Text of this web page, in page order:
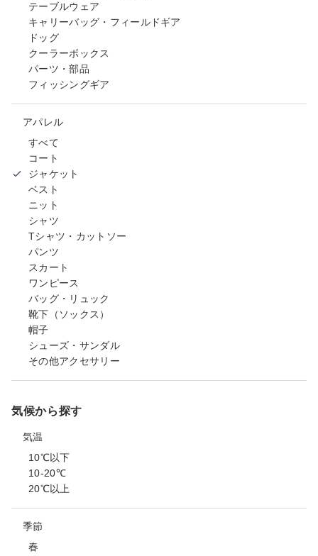
テーブルウェア
キャリーバッグ・フィールドギア
ドッグ
クーラーボックス
パーツ・部品
フィッシングギア
アパレル
すべて
コート
ジャケット
ベスト
ニット
シャツ
Tシャツ・カットソー
パンツ
スカート
ワンピース
バッグ・リュック
靴下（ソックス）
帽子
シューズ・サンダル
その他アクセサリー
気候から探す
気温
10℃以下
10-20℃
20℃以上
季節
春